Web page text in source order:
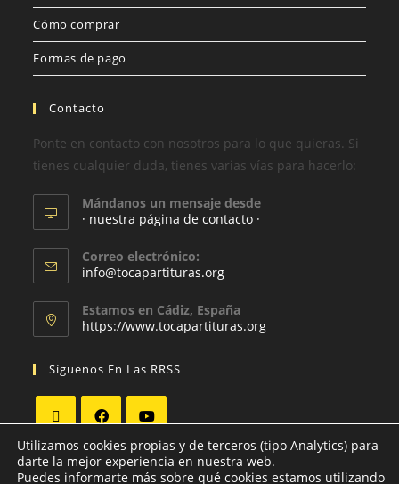
Cómo comprar
Formas de pago
Contacto
Ponte en contacto con nosotros para lo que quieras. Si
tienes cualquier duda, tienes varias vías para hacerlo:
Mándanos un mensaje desde
· nuestra página de contacto ·
Correo electrónico:
info@tocapartituras.org
Estamos en Cádiz, España
https://www.tocapartituras.org
Síguenos En Las RRSS
Utilizamos cookies propias y de terceros (tipo Analytics) para
darte la mejor experiencia en nuestra web.
Puedes informarte más sobre qué cookies estamos utilizando